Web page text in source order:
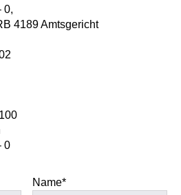
0,
4189 Amtsgericht
0
Name*